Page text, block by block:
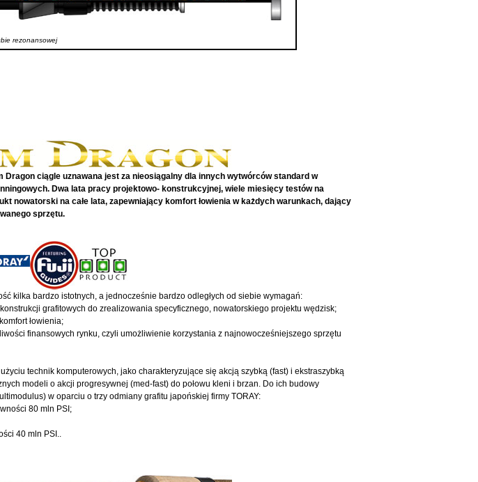
rezonansowej
Dragon ciągle uznawana jest za nieosiągalny dla innych wytwórców standard w
Dwa lata pracy projektowo- konstrukcyjnej, wiele miesięcy testów na
nowatorski na całe lata, zapewniający komfort łowienia w każdych warunkach, dający
sprzętu.
kilka bardzo istotnych, a jednocześnie bardzo odległych od siebie wymagań:
grafitowych do zrealizowania specyficznego, nowatorskiego projektu wędzisk;
łowienia;
finansowych rynku, czyli umożliwienie korzystania z najnowocześniejszego sprzętu
technik komputerowych, jako charakteryzujące się akcją szybką (fast) i ekstraszybką
modeli o akcji progresywnej (med-fast) do połowu kleni i brzan. Do ich budowy
w oparciu o trzy odmiany grafitu japońskiej firmy TORAY:
80 mln PSI;
40 mln PSI..